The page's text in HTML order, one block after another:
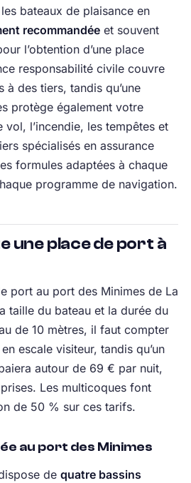
bateaux de plaisance en
recommandéeet souvent
l’obtention d’une place
responsabilité civile couvre
à des tiers, tandis qu’une
protège également votre
l’incendie, les tempêtes et
spécialisés en assurance
formules adaptées à chaque
programme de navigation.
une place de port à
port au port des Minimes de La
taille du bateau et la durée du
de 10 mètres, il faut compter
escale visiteur, tandis qu’un
autour de 69 € par nuit,
Les multicoques font
de 50 % sur ces tarifs.
au port des Minimes
de quatre bassins